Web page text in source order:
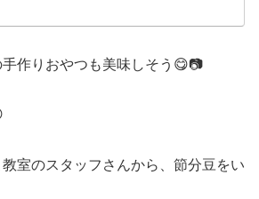
作りおやつも美味しそう😋📷
室のスタッフさんから、節分豆をい